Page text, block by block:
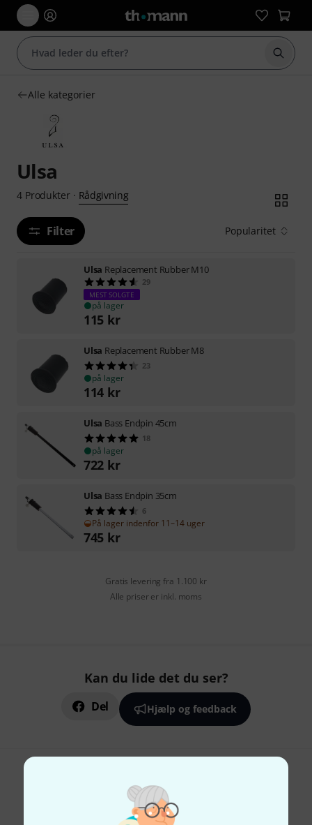
Start
Alle kategorier
Ulsa
4 Produkter· Rådgivning
Filter Popularitet
Ulsa Replacement Rubber M10
29
MEST SOLGTE
på lager
115 kr
Ulsa Replacement Rubber M8
23
på lager
114 kr
Ulsa Bass Endpin 45cm
18
på lager
722 kr
Ulsa Bass Endpin 35cm
6
På lager indenfor 11–14 uger
745 kr
Gratis levering fra 1.100 kr
Alle priser er inkl. moms
Kan du lide det du ser?
Del Hjælp og feedback